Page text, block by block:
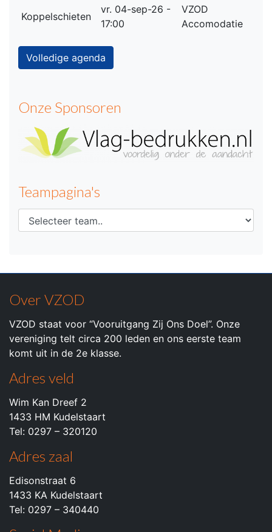
Koppelschieten
vr. 04-sep-26 -
17:00
VZOD
Accomodatie
Volledige agenda
Onze Sponsoren
Teampagina's
Over VZOD
VZOD staat voor “Vooruitgang Zij Ons Doel”. Onze
vereniging telt circa 200 leden en ons eerste team
komt uit in de 2e klasse.
Adres veld
Wim Kan Dreef 2
1433 HM Kudelstaart
Tel: 0297 – 320120
Adres zaal
Edisonstraat 6
1433 KA Kudelstaart
Tel: 0297 – 340440